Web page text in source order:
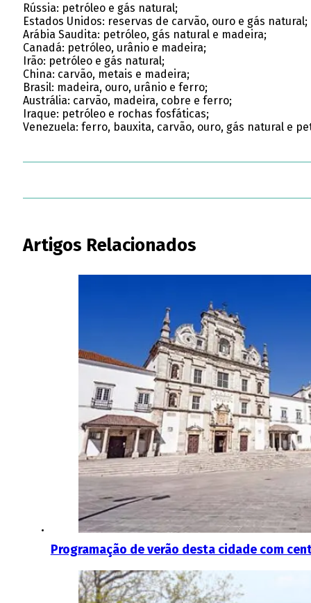
Rússia: petróleo e gás natural;
Estados Unidos: reservas de carvão, ouro e gás natural;
Arábia Saudita: petróleo, gás natural e madeira;
Canadá: petróleo, urânio e madeira;
Irão: petróleo e gás natural;
China: carvão, metais e madeira;
Brasil: madeira, ouro, urânio e ferro;
Austrália: carvão, madeira, cobre e ferro;
Iraque: petróleo e rochas fosfáticas;
Venezuela: ferro, bauxita, carvão, ouro, gás natural e
Artigos Relacionados
Programação de verão desta cidade com